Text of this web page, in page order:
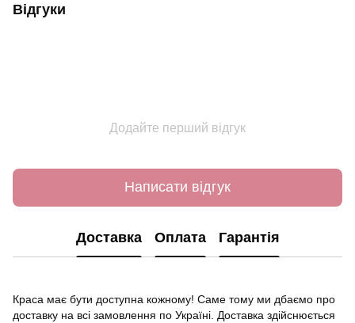
Відгуки
Додайте перший відгук
Написати відгук
Доставка Оплата Гарантія
Краса має бути доступна кожному! Саме тому ми дбаємо про
доставку на всі замовлення по Україні. Доставка здійснюється